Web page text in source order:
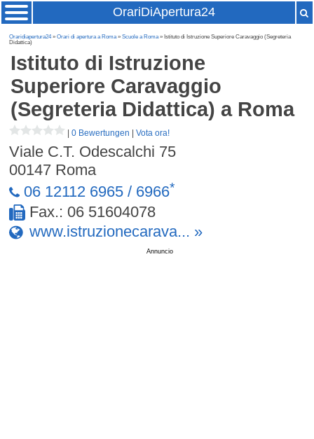
OrariDiApertura24
Oraridiapertura24»Orari di apertura a Roma»Scuole a Roma» Istituto di Istruzione Superiore Caravaggio (Segreteria
Didattica)
Istituto di Istruzione
Superiore Caravaggio
(Segreteria Didattica) a Roma
|0 Bewertungen |Vota ora!
Viale C.T. Odescalchi 75
00147 Roma
06 12112 6965 / 6966*
Fax.: 06 51604078
www.istruzionecarava... »
Annuncio